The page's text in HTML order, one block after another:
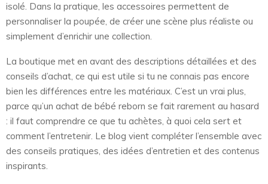
isolé. Dans la pratique, les accessoires permettent de
personnaliser la poupée, de créer une scène plus réaliste ou
simplement d’enrichir une collection.
La boutique met en avant des descriptions détaillées et des
conseils d’achat, ce qui est utile si tu ne connais pas encore
bien les différences entre les matériaux. C’est un vrai plus,
parce qu’un achat de bébé reborn se fait rarement au hasard
: il faut comprendre ce que tu achètes, à quoi cela sert et
comment l’entretenir. Le blog vient compléter l’ensemble avec
des conseils pratiques, des idées d’entretien et des contenus
inspirants.